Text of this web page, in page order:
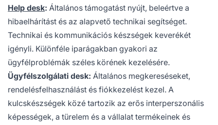
Help desk: Általános támogatást nyújt, beleértve a
hibaelhárítást és az alapvető technikai segítséget.
Technikai és kommunikációs készségek keverékét
igényli. Különféle iparágakban gyakori az
ügyfélproblémák széles körének kezelésére.
Ügyfélszolgálati desk: Általános megkereséseket,
rendelésfelhasználást és fiókkezelést kezel. A
kulcskészségek közé tartozik az erős interperszonális
képességek, a türelem és a vállalat termékeinek és